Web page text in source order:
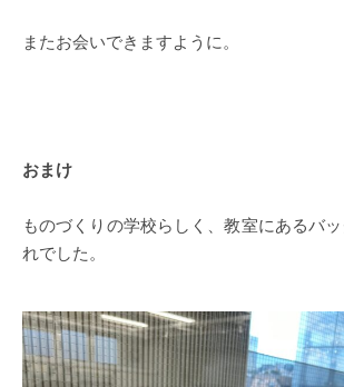
またお会いできますように。
おまけ
ものづくりの学校らしく、教室にあるバ
れでした。